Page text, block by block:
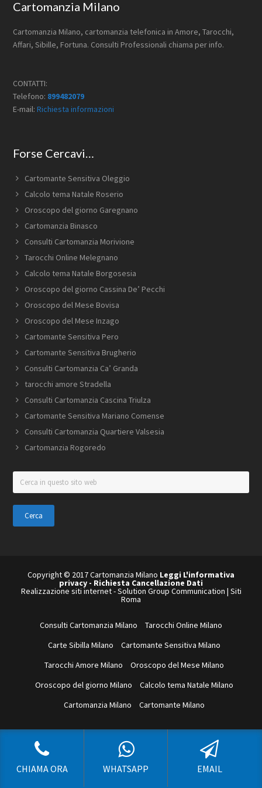
Footer
Cartomanzia Milano
Cartomanzia Milano, cartomanzia telefonica in Amore, Tarocchi,
Affari, Sibille, Fortuna. Consulti Professionali chiama per info.
CONTATTI:
Telefono: 899482079
E-mail:Richiesta informazioni
Forse Cercavi…
Cartomante Sensitiva Oleggio
Calcolo tema Natale Roserio
Oroscopo del giorno Garegnano
Cartomanzia Binasco
Consulti Cartomanzia Morivione
Tarocchi Online Melegnano
Calcolo tema Natale Borgosesia
Oroscopo del giorno Cassina De’ Pecchi
Oroscopo del Mese Bovisa
Oroscopo del Mese Inzago
Cartomante Sensitiva Pero
Cartomante Sensitiva Brugherio
Consulti Cartomanzia Ca’ Granda
tarocchi amore Stradella
Consulti Cartomanzia Cascina Triulza
Cartomante Sensitiva Mariano Comense
Consulti Cartomanzia Quartiere Valsesia
Cartomanzia Rogoredo
Cerca
in
questo
sito
web
Copyright © 2017 Cartomanzia Milano Leggi L'informativa
privacy - Richiesta Cancellazione Dati
Realizzazione siti internet-Solution Group Communication | Siti
Roma
Consulti Cartomanzia Milano
Tarocchi Online Milano
Carte Sibilla Milano
Cartomante Sensitiva Milano
Tarocchi Amore Milano
Oroscopo del Mese Milano
Oroscopo del giorno Milano
Calcolo tema Natale Milano
Cartomanzia Milano
Cartomante Milano
CHIAMA ORA WHATSAPP EMAIL